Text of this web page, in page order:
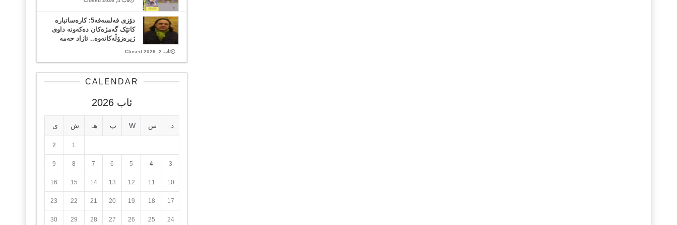
دۆزی فەلسەفە5: کارەساتبارە
کاتێک گەمژەکان دەکەونە داوی
ژیرەزۆڵەکانەوە.. ئازاد حەمە
ئاب 2, 2026 Closed
CALENDAR
ئاب 2026
د س W پ هـ ش ی
1
2
3
4
5
6
7
8
9
10
11
12
13
14
15
16
17
18
19
20
21
22
23
24
25
26
27
28
29
30